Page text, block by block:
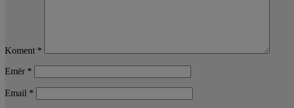
Koment *
Emër *
Email *